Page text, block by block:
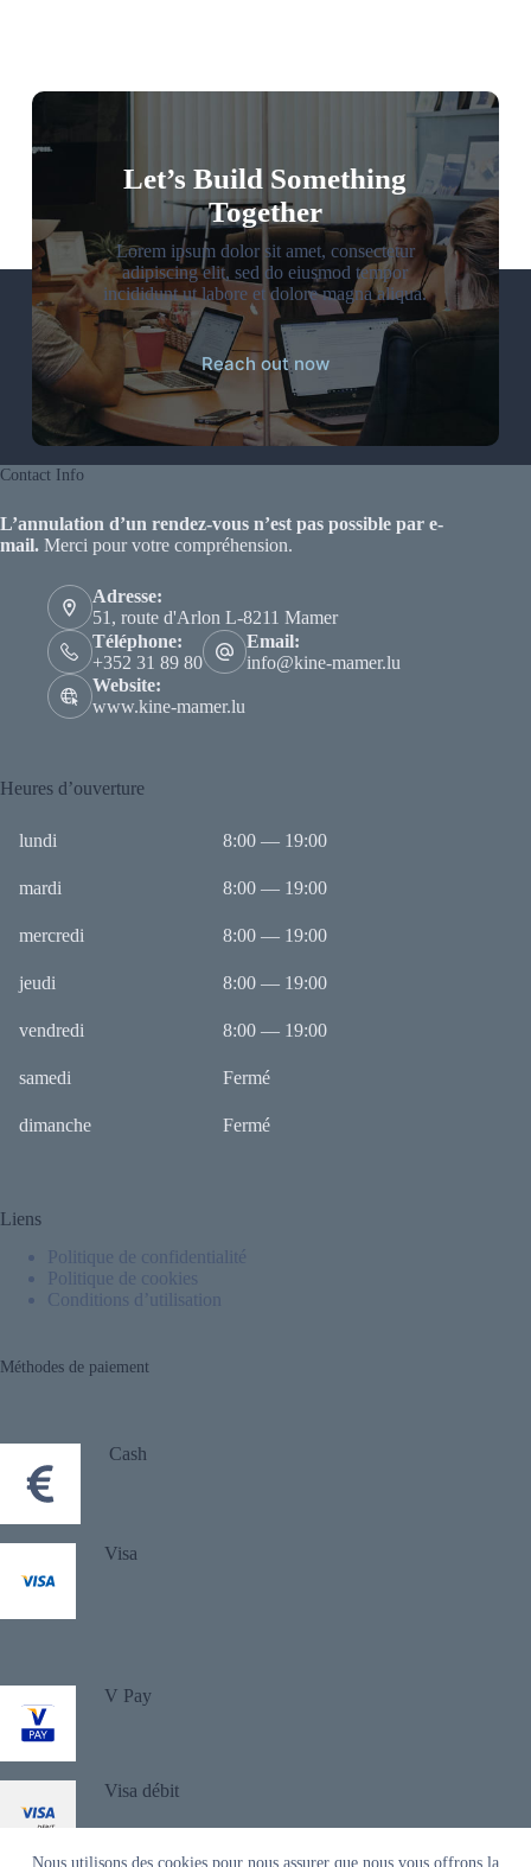
Nous utilisons des cookies pour nous assurer que nous vous offrons la
Let’s Build Something
Together
Lorem ipsum dolor sit amet, consectetur
adipiscing elit, sed do eiusmod tempor
incididunt ut labore et dolore magna aliqua.
Reach out now
Contact Info
L’annulation d’un rendez-vous n’est pas possible par e-
mail. Merci pour votre compréhension.
Adress​e:
51, route d'Arlon L-8211 Mamer
Téléphone:
+352 31 89 80
Email:
info@kine-mamer.lu
Website:
www.kine-mamer.lu
Heures d’ouverture
lundi 8:00 — 19:00
mardi 8:00 — 19:00
mercredi 8:00 — 19:00
jeudi 8:00 — 19:00
vendredi 8:00 — 19:00
samedi Fermé
dimanche Fermé
Liens
Politique de confidentialité
Politique de cookies
Conditions d’utilisation
Méthodes de paiement
Cash
Visa
V Pay
Visa débit